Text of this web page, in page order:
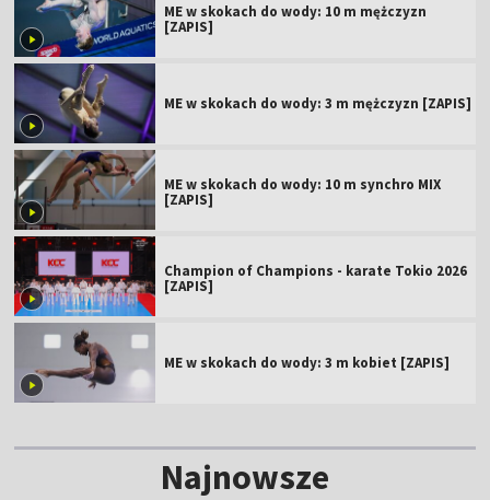
ME w skokach do wody: 10 m mężczyzn
[ZAPIS]
ME w skokach do wody: 3 m mężczyzn [ZAPIS]
ME w skokach do wody: 10 m synchro MIX
[ZAPIS]
Champion of Champions - karate Tokio 2026
[ZAPIS]
ME w skokach do wody: 3 m kobiet [ZAPIS]
Najnowsze